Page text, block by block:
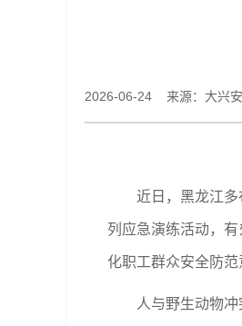
2026-06-24 来源：​大兴安
近日，黑龙江
列应急演练活动，
化职工群众安全防范
人与野生动物